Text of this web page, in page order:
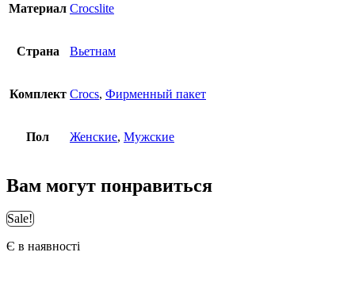
Материал Crocslite
Страна Вьетнам
Комплект Crocs, Фирменный пакет
Пол Женские, Мужские
Вам могут понравиться
Sale!
Є в наявності